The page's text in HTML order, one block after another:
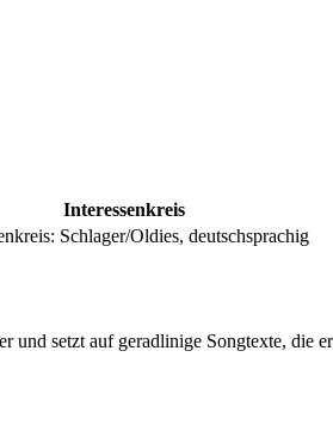
Interessenkreis
Schlager/Oldies, deutschsprachig
setzt auf geradlinige Songtexte, die